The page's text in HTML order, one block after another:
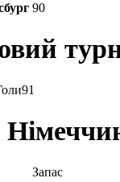
90
91
Запас